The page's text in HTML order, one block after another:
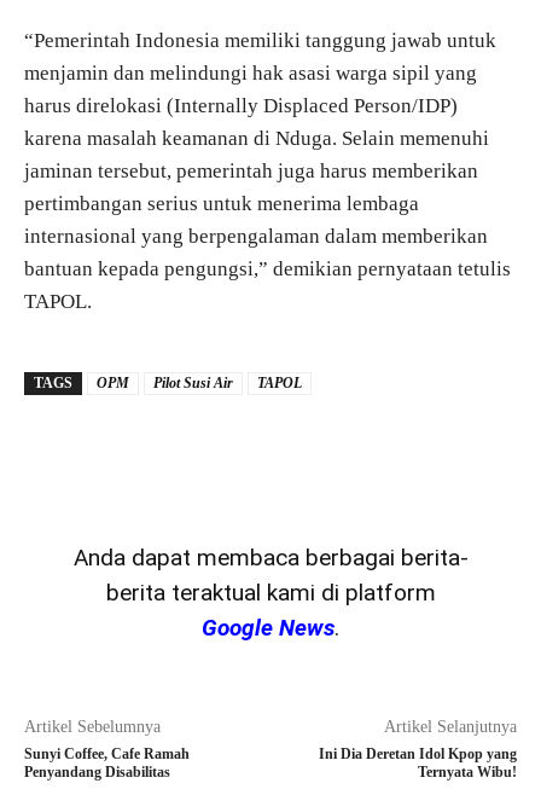
“Pemerintah Indonesia memiliki tanggung jawab untuk
menjamin dan melindungi hak asasi warga sipil yang
harus direlokasi (Internally Displaced Person/IDP)
karena masalah keamanan di Nduga. Selain memenuhi
jaminan tersebut, pemerintah juga harus memberikan
pertimbangan serius untuk menerima lembaga
internasional yang berpengalaman dalam memberikan
bantuan kepada pengungsi,” demikian pernyataan tetulis
TAPOL.
TAGS OPM Pilot Susi Air TAPOL
Anda dapat membaca berbagai berita-
berita teraktual kami di platform
Google News.
Artikel Sebelumnya
Sunyi Coffee, Cafe Ramah
Penyandang Disabilitas
Artikel Selanjutnya
Ini Dia Deretan Idol Kpop yang
Ternyata Wibu!